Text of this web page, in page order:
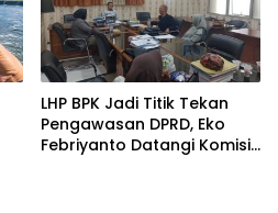
LHP BPK Jadi Titik Tekan
Pengawasan DPRD, Eko
Febriyanto Datangi Komisi